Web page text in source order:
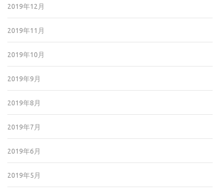
2019年12月
2019年11月
2019年10月
2019年9月
2019年8月
2019年7月
2019年6月
2019年5月